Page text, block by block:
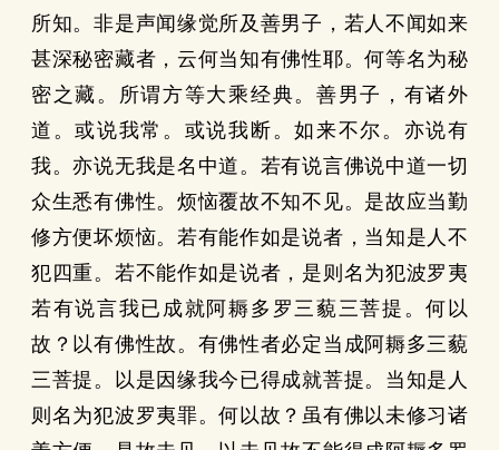
所知。非是声闻缘觉所及善男子，若人不闻如来
甚深秘密藏者，云何当知有佛性耶。何等名为秘
密之藏。所谓方等大乘经典。善男子，有诸外
道。或说我常。或说我断。如来不尔。亦说有
我。亦说无我是名中道。若有说言佛说中道一切
众生悉有佛性。烦恼覆故不知不见。是故应当勤
修方便坏烦恼。若有能作如是说者，当知是人不
犯四重。若不能作如是说者，是则名为犯波罗夷
若有说言我已成就阿耨多罗三藐三菩提。何以
故？以有佛性故。有佛性者必定当成阿耨多三藐
三菩提。以是因缘我今已得成就菩提。当知是人
则名为犯波罗夷罪。何以故？虽有佛以未修习诸